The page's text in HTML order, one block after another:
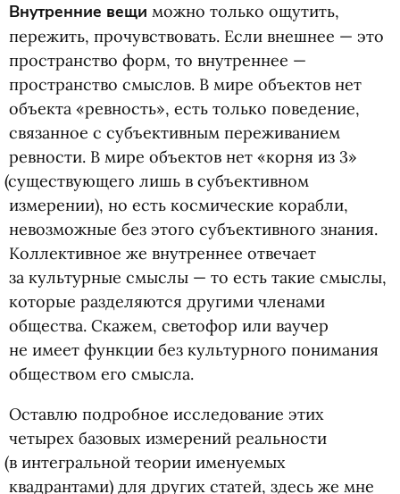
Внутренние вещи можно только ощутить,
пережить, прочувствовать. Если внешнее — это
пространство форм, то внутреннее —
пространство смыслов. В мире объектов нет
объекта «ревность», есть только поведение,
связанное с субъективным переживанием
ревности. В мире объектов нет «корня из 3»
(существующего лишь в субъективном
измерении), но есть космические корабли,
невозможные без этого субъективного знания.
Коллективное же внутреннее отвечает
за культурные смыслы — то есть такие смыслы,
которые разделяются другими членами
общества. Скажем, светофор или ваучер
не имеет функции без культурного понимания
обществом его смысла.
Оставлю подробное исследование этих
четырех базовых измерений реальности
(в интегральной теории именуемых
квадрантами) для других статей, здесь же мне